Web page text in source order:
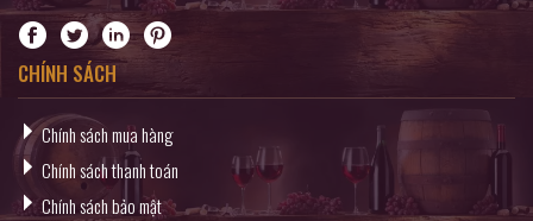
CHÍNH SÁCH
Chính sách mua hàng
Chính sách thanh toán
Chính sách bảo mật